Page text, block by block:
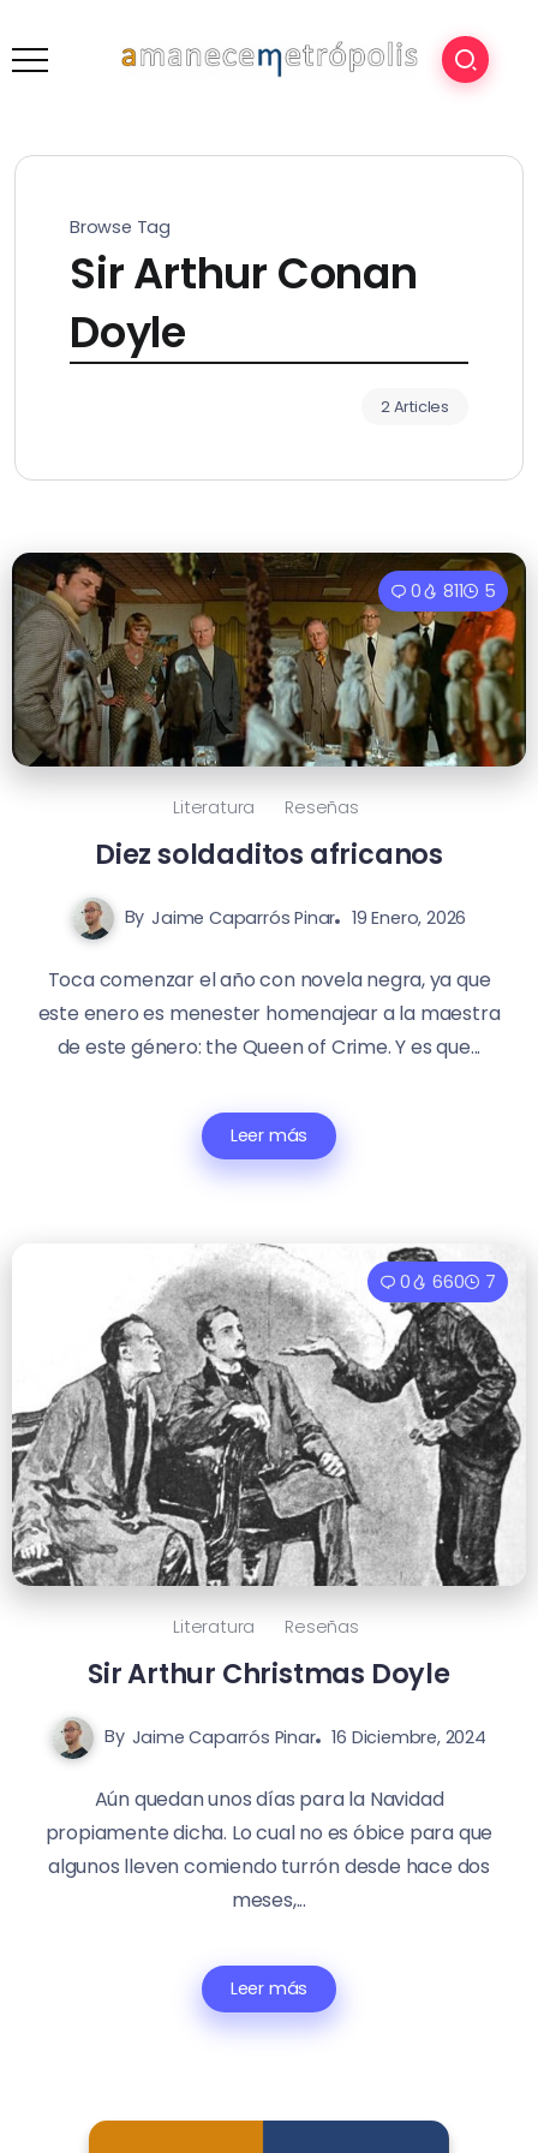
Browse Tag
Sir Arthur Conan
Doyle
2 Articles
0 811 5
Literatura Reseñas
Diez soldaditos africanos
By Jaime Caparrós Pinar 19 Enero, 2026
Toca comenzar el año con novela negra, ya que
este enero es menester homenajear a la maestra
de este género: the Queen of Crime. Y es que...
Leer más
0 660 7
Literatura Reseñas
Sir Arthur Christmas Doyle
By Jaime Caparrós Pinar 16 Diciembre, 2024
Aún quedan unos días para la Navidad
propiamente dicha. Lo cual no es óbice para que
algunos lleven comiendo turrón desde hace dos
meses,...
Leer más